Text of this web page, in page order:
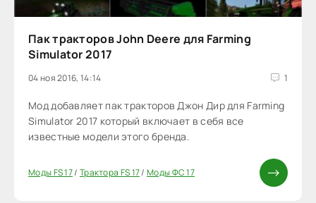
Пак тракторов John Deere для Farming
Simulator 2017
04 ноя 2016, 14:14 1
Мод добавляет пак тракторов Джон Дир для Farming
Simulator 2017 который включает в себя все
известные модели этого бренда.
Моды FS 17/ Трактора FS 17/Моды ФС 17